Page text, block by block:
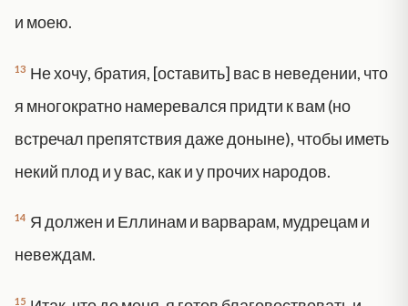
и моею.
13 Не хочу, братия, [оставить] вас в неведении, что
я многократно намеревался придти к вам (но
встречал препятствия даже доныне), чтобы иметь
некий плод и у вас, как и у прочих народов.
14 Я должен и Еллинам и варварам, мудрецам и
невеждам.
15